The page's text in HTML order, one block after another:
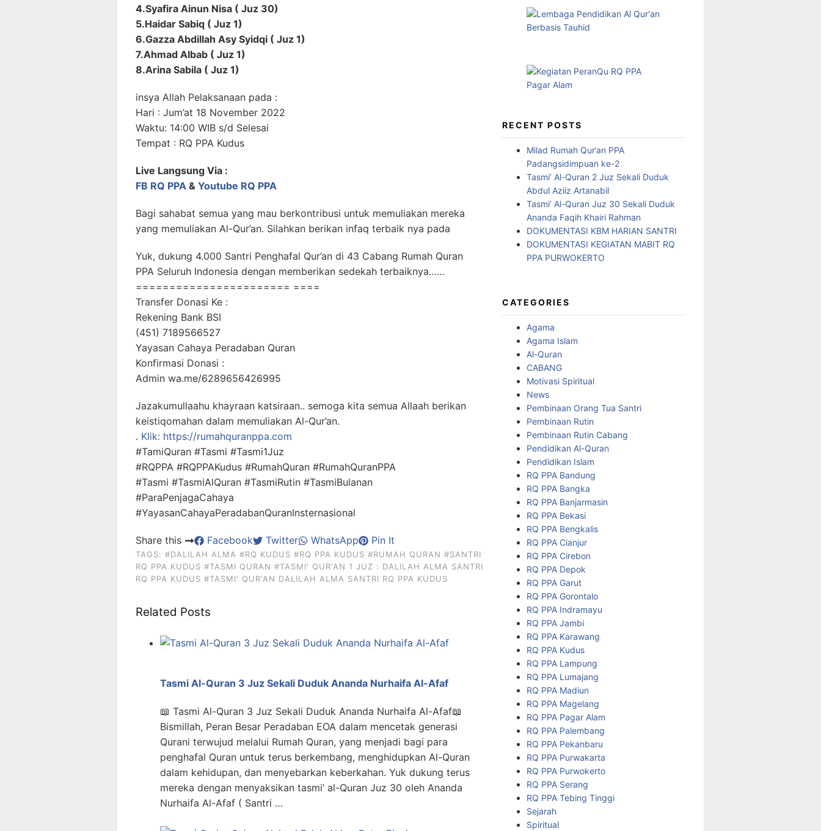
4.Syafira Ainun Nisa ( Juz 30)
5.Haidar Sabiq ( Juz 1)
6.Gazza Abdillah Asy Syidqi ( Juz 1)
7.Ahmad Albab ( Juz 1)
8.Arina Sabila ( Juz 1)
insya Allah Pelaksanaan pada :
Hari : Jum’at 18 November 2022
Waktu: 14:00 WIB s/d Selesai
Tempat : RQ PPA Kudus
Live Langsung Via :
FB RQ PPA & Youtube RQ PPA
Bagi sahabat semua yang mau berkontribusi untuk memuliakan mereka
yang memuliakan Al-Qur’an. Silahkan berikan infaq terbaik nya pada
Yuk, dukung 4.000 Santri Penghafal Qur’an di 43 Cabang Rumah Quran
PPA Seluruh Indonesia dengan memberikan sedekah terbaiknya……
======================= ====
Transfer Donasi Ke :
Rekening Bank BSI
(451) 7189566527
Yayasan Cahaya Peradaban Quran
Konfirmasi Donasi :
Admin wa.me/6289656426995
Jazakumullaahu khayraan katsiraan.. semoga kita semua Allaah berikan
keistiqomahan dalam memuliakan Al-Qur’an.
. Klik: https://rumahquranppa.com
#TamiQuran #Tasmi #Tasmi1Juz
#RQPPA #RQPPAKudus #RumahQuran #RumahQuranPPA
#Tasmi #TasmiAlQuran #TasmiRutin #TasmiBulanan
#ParaPenjagaCahaya
#YayasanCahayaPeradabanQuranInsternasional
Share this Facebook Twitter WhatsApp Pin It
TAGS: #DALILAH ALMA #RQ KUDUS #RQ PPA KUDUS #RUMAH QURAN #SANTRI
RQ PPA KUDUS #TASMI QURAN #TASMI' QUR'AN 1 JUZ : DALILAH ALMA SANTRI
RQ PPA KUDUS #TASMI' QUR'AN DALILAH ALMA SANTRI RQ PPA KUDUS
Related Posts
Tasmi Al-Quran 3 Juz Sekali Duduk Ananda Nurhaifa Al-Afaf
📖 Tasmi Al-Quran 3 Juz Sekali Duduk Ananda Nurhaifa Al-Afaf📖
Bismillah, Peran Besar Peradaban EOA dalam mencetak generasi
Qurani terwujud melalui Rumah Quran, yang menjadi bagi para
penghafal Quran untuk terus berkembang, menghidupkan Al-Quran
dalam kehidupan, dan menyebarkan keberkahan. Yuk dukung terus
mereka dengan menyaksikan tasmi’ al-Quran Juz 30 oleh Ananda
Nurhaifa Al-Afaf ( Santri …
RECENT POSTS
Milad Rumah Qur’an PPA
Padangsidimpuan ke-2
Tasmi’ Al-Quran 2 Juz Sekali Duduk
Abdul Aziiz Artanabil
Tasmi’ Al-Quran Juz 30 Sekali Duduk
Ananda Faqih Khairi Rahman
DOKUMENTASI KBM HARIAN SANTRI
DOKUMENTASI KEGIATAN MABIT RQ
PPA PURWOKERTO
CATEGORIES
Agama
Agama Islam
Al-Quran
CABANG
Motivasi Spiritual
News
Pembinaan Orang Tua Santri
Pembinaan Rutin
Pembinaan Rutin Cabang
Pendidikan Al-Quran
Pendidikan Islam
RQ PPA Bandung
RQ PPA Bangka
RQ PPA Banjarmasin
RQ PPA Bekasi
RQ PPA Bengkalis
RQ PPA Cianjur
RQ PPA Cirebon
RQ PPA Depok
RQ PPA Garut
RQ PPA Gorontalo
RQ PPA Indramayu
RQ PPA Jambi
RQ PPA Karawang
RQ PPA Kudus
RQ PPA Lampung
RQ PPA Lumajang
RQ PPA Madiun
RQ PPA Magelang
RQ PPA Pagar Alam
RQ PPA Palembang
RQ PPA Pekanbaru
RQ PPA Purwakarta
RQ PPA Purwokerto
RQ PPA Serang
RQ PPA Tebing Tinggi
Sejarah
Spiritual